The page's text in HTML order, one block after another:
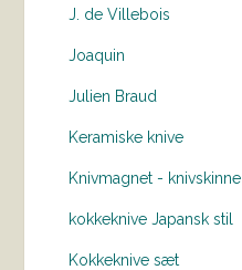
J. de Villebois
Joaquin
Julien Braud
Keramiske knive
Knivmagnet - knivskinne
kokkeknive Japansk stil
Kokkeknive sæt